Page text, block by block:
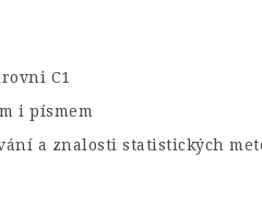
C1
i písmem
a znalosti statistických